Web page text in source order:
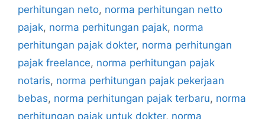
perhitungan neto, norma perhitungan netto
pajak, norma perhitungan pajak, norma
perhitungan pajak dokter, norma perhitungan
pajak freelance, norma perhitungan pajak
notaris, norma perhitungan pajak pekerjaan
bebas, norma perhitungan pajak terbaru, norma
perhitungan pajak untuk dokter, norma